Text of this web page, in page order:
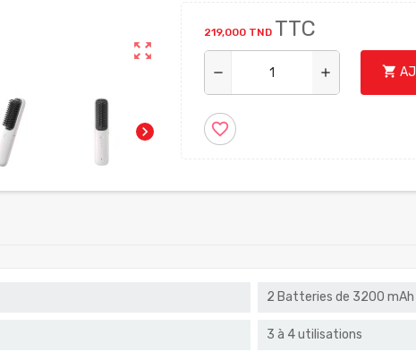
zoom_out_map
chevron_right
219,000 TND TTC
remove add shopping_cart
favorite_border
2 Batteries de 3200 mAh
3 à 4 utilisations